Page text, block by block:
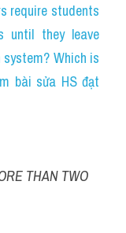
require students
until they leave
Which is
bài sửa HS đạt
THAN TWO